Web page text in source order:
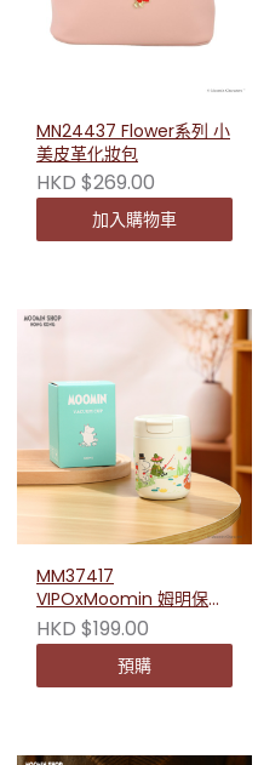
MN24437 Flower系列 小
美皮革化妝包
HKD $269.00
加入購物車
MM37417
VIPOxMoomin 姆明保溫
杯(悠悠假日) 320ml
HKD $199.00
預購